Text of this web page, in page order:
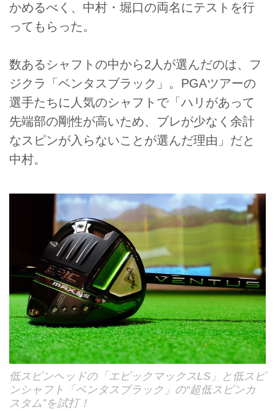
かめるべく、中村・堀口の両名にテストを行
ってもらった。
数あるシャフトの中から2人が選んだのは、フ
ジクラ「ベンタスブラック」。PGAツアーの
選手たちに人気のシャフトで「ハリがあって
先端部の剛性が高いため、ブレが少なく余計
なスピンが入らないことが選んだ理由」だと
中村。
低スピンヘッドの「エピックマックスLS」と低スピ
ンシャフト「ベンタスブラック」の“超低スピンカ
スタム”を試打！